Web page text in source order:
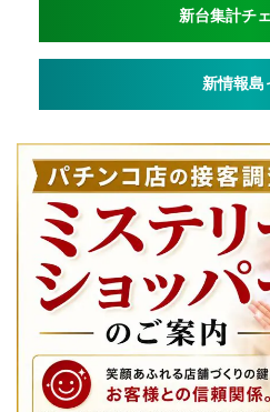
新台集計チ
新情報島